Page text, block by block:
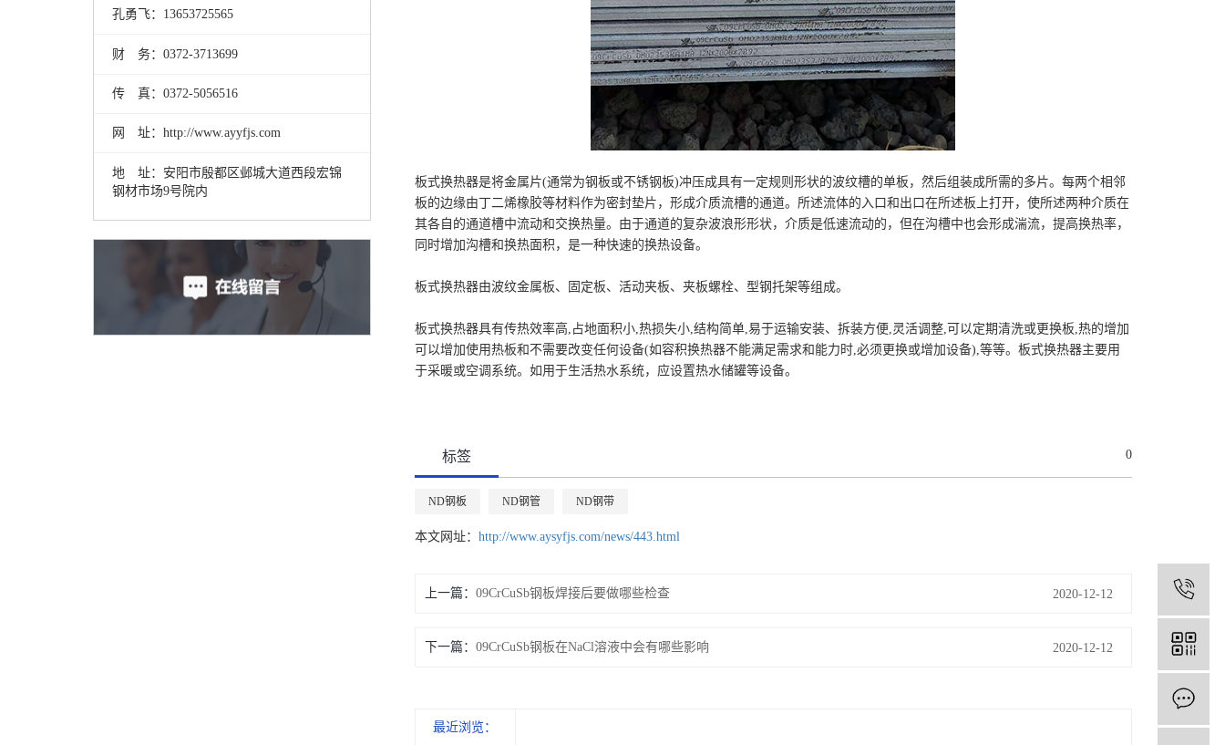
孔勇飞：13653725565
财 务：0372-3713699
传 真：0372-5056516
网 址：http://www.ayyfjs.com
地 址：安阳市殷都区邺城大道西段宏锦
钢材市场9号院内
板式换热器是将金属片(通常为钢板或不锈钢板)冲压成具有一定规则形状的波纹槽的单板，然后组装成所需的多片。每两个相邻
板的边缘由丁二烯橡胶等材料作为密封垫片，形成介质流槽的通道。所述流体的入口和出口在所述板上打开，使所述两种介质在
其各自的通道槽中流动和交换热量。由于通道的复杂波浪形形状，介质是低速流动的，但在沟槽中也会形成湍流，提高换热率，
同时增加沟槽和换热面积，是一种快速的换热设备。
板式换热器由波纹金属板、固定板、活动夹板、夹板螺栓、型钢托架等组成。
板式换热器具有传热效率高,占地面积小,热损失小,结构简单,易于运输安装、拆装方便,灵活调整,可以定期清洗或更换板,热的增加
可以增加使用热板和不需要改变任何设备(如容积换热器不能满足需求和能力时,必须更换或增加设备),等等。板式换热器主要用
于采暖或空调系统。如用于生活热水系统，应设置热水储罐等设备。
标签 0
ND钢板 ND钢管 ND钢带
本文网址： http://www.aysyfjs.com/news/443.html
上一篇： 09CrCuSb钢板焊接后要做哪些检查 2020-12-12
下一篇： 09CrCuSb钢板在NaCl溶液中会有哪些影响 2020-12-12
最近浏览：